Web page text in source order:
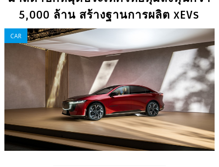
5,000 ล้าน สร้างฐานการผลิต xEVs
CAR